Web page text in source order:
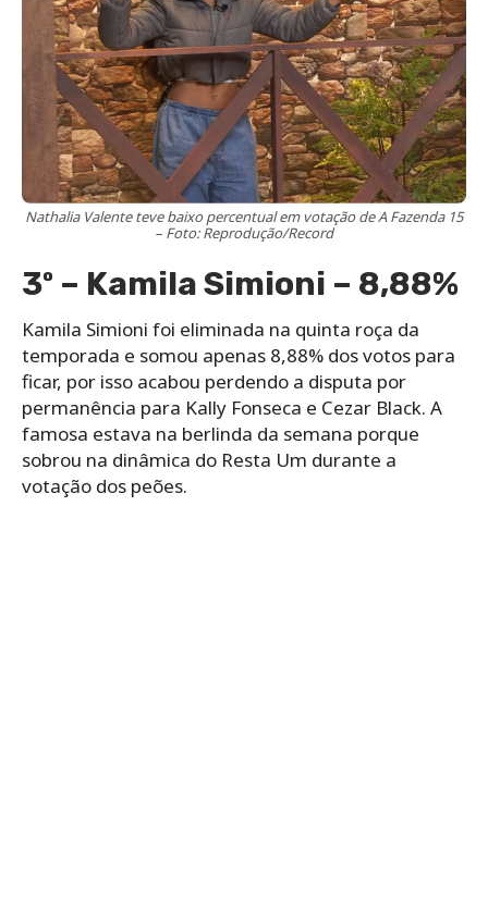
Nathalia Valente teve baixo percentual em votação de A Fazenda 15
– Foto: Reprodução/Record
3º – Kamila Simioni – 8,88%
Kamila Simioni foi eliminada na quinta roça da
temporada e somou apenas 8,88% dos votos para
ficar, por isso acabou perdendo a disputa por
permanência para Kally Fonseca e Cezar Black. A
famosa estava na berlinda da semana porque
sobrou na dinâmica do Resta Um durante a
votação dos peões.